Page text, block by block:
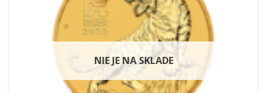
NIE JE NA SKLADE